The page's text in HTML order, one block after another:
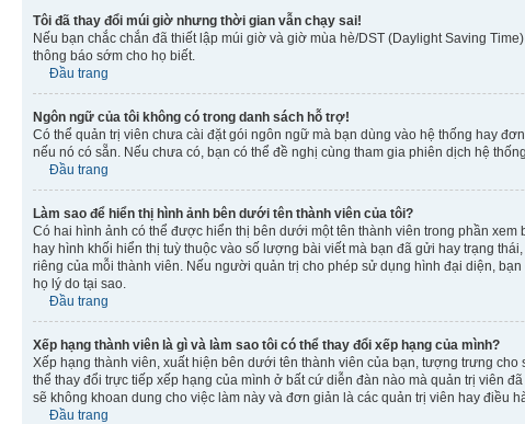
Tôi đã thay đổi múi giờ nhưng thời gian vẫn chạy sai!
Nếu bạn chắc chắn đã thiết lập múi giờ và giờ mùa hè/DST (Daylight Saving
thông báo sớm cho họ biết.
Đầu trang
Ngôn ngữ của tôi không có trong danh sách hỗ trợ!
Có thể quản trị viên chưa cài đặt gói ngôn ngữ mà bạn dùng vào hệ thống hay
nếu nó có sẵn. Nếu chưa có, bạn có thể đề nghị cùng tham gia phiên dịch hệ
Đầu trang
Làm sao để hiển thị hình ảnh bên dưới tên thành viên của tôi?
Có hai hình ảnh có thể được hiển thị bên dưới một tên thành viên trong phần
hay hình khối hiển thị tuỳ thuộc vào số lượng bài viết mà bạn đã gửi hay trạng
riêng của mỗi thành viên. Nếu người quản trị cho phép sử dụng hình đại diện,
họ lý do tại sao.
Đầu trang
Xếp hạng thành viên là gì và làm sao tôi có thể thay đổi xếp hạng của mình?
Xếp hạng thành viên, xuất hiện bên dưới tên thành viên của bạn, tượng trưng
thể thay đổi trực tiếp xếp hạng của mình ở bất cứ diễn đàn nào mà quản trị viên
sẽ không khoan dung cho việc làm này và đơn giản là các quản trị viên hay điều
Đầu trang